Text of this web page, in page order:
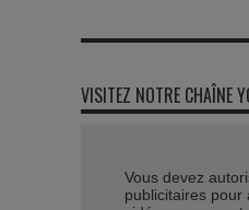
VISITEZ NOTRE CHAÎNE
Vous devez
publicitaires pour